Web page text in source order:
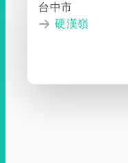
台中市
硬漢嶺